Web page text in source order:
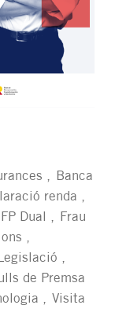
Banca
renda
FP Dual
Frau
Legislació
de Premsa
Visita